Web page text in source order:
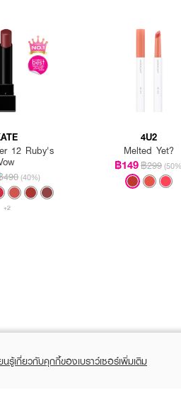
12 Ruby's
490 (40%)
+2
4U2
Melted Yet?
฿149฿299
นรู้เกี่ยวกับคุกกี้ของเบราว์เซอร์เพิ่มเติม